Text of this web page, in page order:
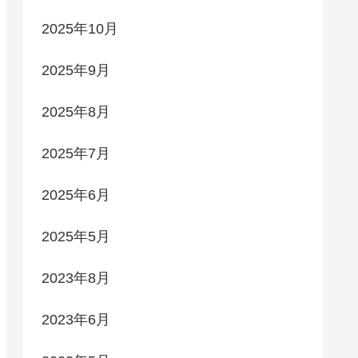
2025年10月
2025年9月
2025年8月
2025年7月
2025年6月
2025年5月
2023年8月
2023年6月